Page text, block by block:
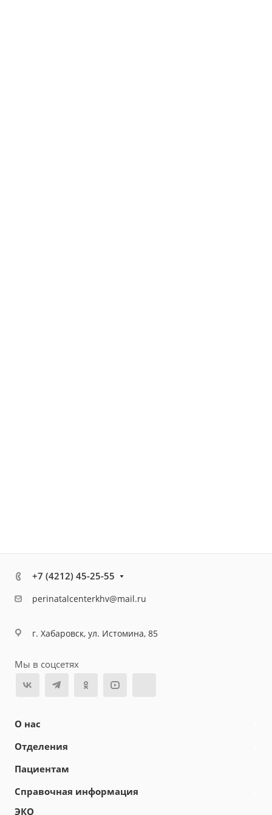
+7 (4212) 45-25-55
perinatalcenterkhv@mail.ru
г. Хабаровск, ул. Истомина, 85
Мы в соцсетях
О нас
Отделения
Пациентам
Справочная информация
ЭКО